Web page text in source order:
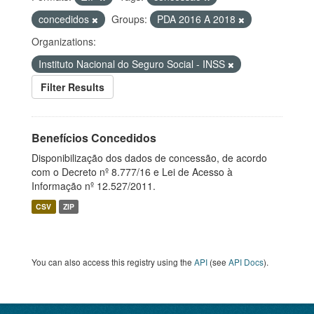
concedidos
Groups:
PDA 2016 A 2018
Organizations:
Instituto Nacional do Seguro Social - INSS
Filter Results
Benefícios Concedidos
Disponibilização dos dados de concessão, de acordo
com o Decreto nº 8.777/16 e Lei de Acesso à
Informação nº 12.527/2011.
CSV ZIP
You can also access this registry using the API (see API Docs).